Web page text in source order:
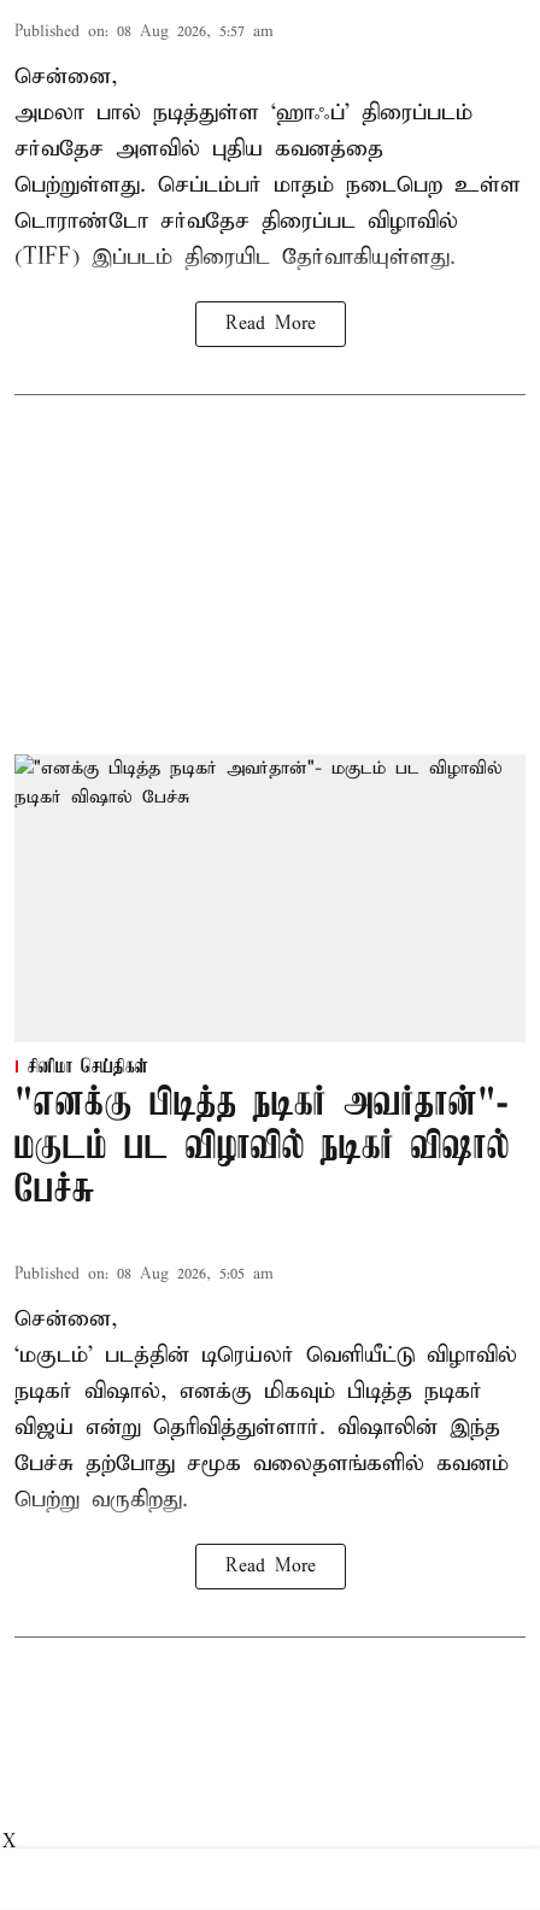
Published on: 08 Aug 2026, 5:57 am
சென்னை,
அமலா பால் நடித்துள்ள ‘ஹாஃப்’ திரைப்படம்
சர்வதேச அளவில் புதிய கவனத்தை
பெற்றுள்ளது. செப்டம்பர் மாதம் நடைபெற உள்ள
டொராண்டோ சர்வதேச திரைப்பட விழாவில்
(TIFF) இப்படம் திரையிட தேர்வாகியுள்ளது.
Read More
சினிமா செய்திகள்
"எனக்கு பிடித்த நடிகர் அவர்தான்"-
மகுடம் பட விழாவில் நடிகர் விஷால்
பேச்சு
Published on: 08 Aug 2026, 5:05 am
சென்னை,
‘மகுடம்’ படத்தின் டிரெய்லர் வெளியீட்டு விழாவில்
நடிகர் விஷால், எனக்கு மிகவும் பிடித்த நடிகர்
விஜய் என்று தெரிவித்துள்ளார். விஷாலின் இந்த
பேச்சு தற்போது சமூக வலைதளங்களில் கவனம்
பெற்று வருகிறது.
Read More
X